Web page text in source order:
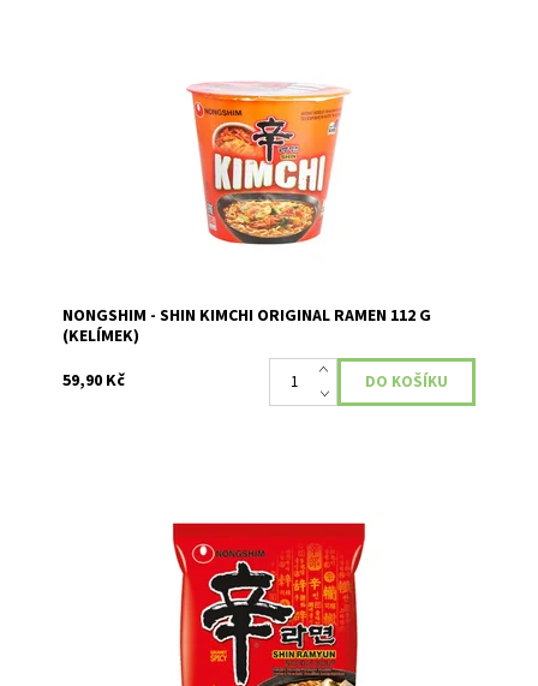
zelenina) v kelímku.
Skladem
NONGSHIM - SHIN KIMCHI ORIGINAL RAMEN 112 G
(KELÍMEK)
59,90 Kč
Instantní nudlová pálivá polévka.
Skladem